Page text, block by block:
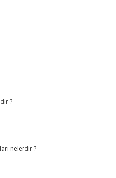
?
nelerdir ?